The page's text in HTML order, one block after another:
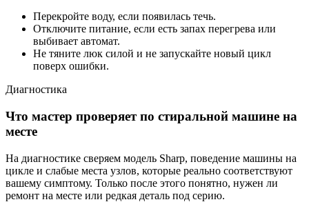
Перекройте воду, если появилась течь.
Отключите питание, если есть запах перегрева или
выбивает автомат.
Не тяните люк силой и не запускайте новый цикл
поверх ошибки.
Диагностика
Что мастер проверяет по стиральной машине на
месте
На диагностике сверяем модель Sharp, поведение машины на
цикле и слабые места узлов, которые реально соответствуют
вашему симптому. Только после этого понятно, нужен ли
ремонт на месте или редкая деталь под серию.